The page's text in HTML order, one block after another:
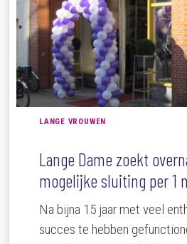
LANGE VROUWEN
Lange Dame zoekt
mogelijke sluiting per 1
Na bijna 15 jaar met veel
succes te hebben